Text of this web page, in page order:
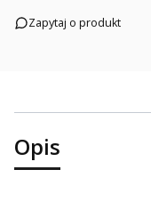
Zapytaj o produkt
Opis